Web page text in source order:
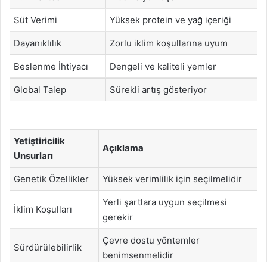
Süt Verimi Yüksek protein ve yağ içeriği
Dayanıklılık Zorlu iklim koşullarına uyum
Beslenme İhtiyacı Dengeli ve kaliteli yemler
Global Talep Sürekli artış gösteriyor
Yetiştiricilik
Unsurları
Açıklama
Genetik Özellikler Yüksek verimlilik için seçilmelidir
İklim Koşulları
Yerli şartlara uygun seçilmesi
gerekir
Sürdürülebilirlik
Çevre dostu yöntemler
benimsenmelidir